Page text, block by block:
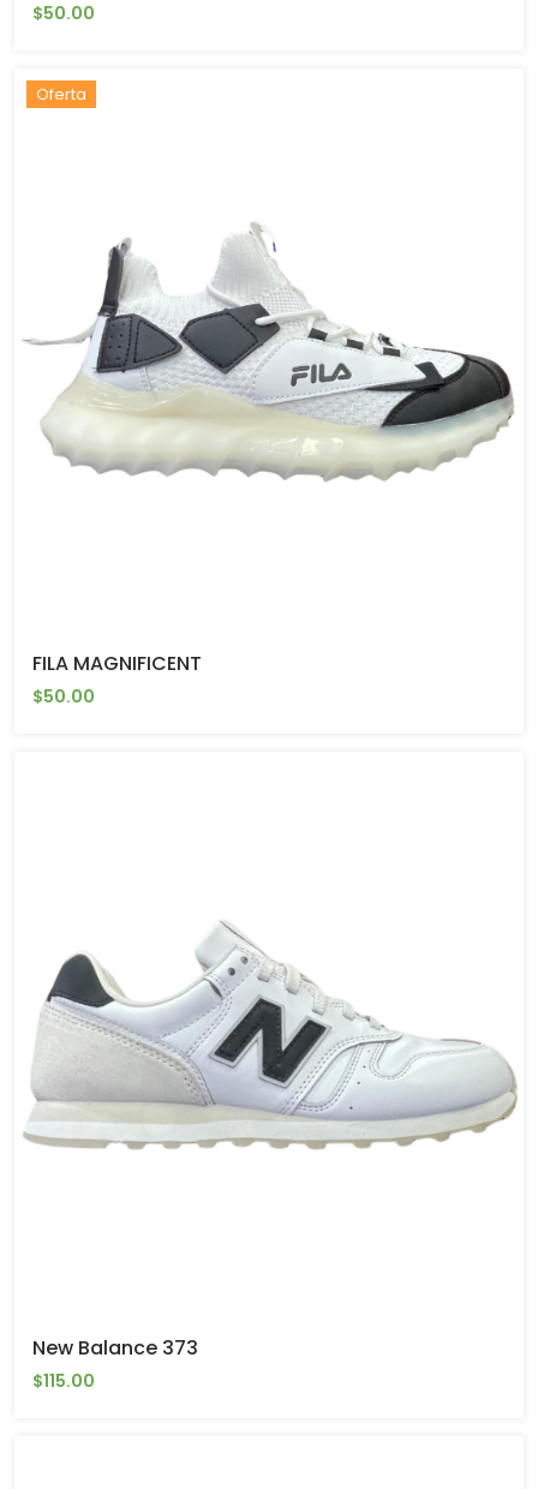
$50.00
Oferta
FILA MAGNIFICENT
$50.00
New Balance 373
$115.00